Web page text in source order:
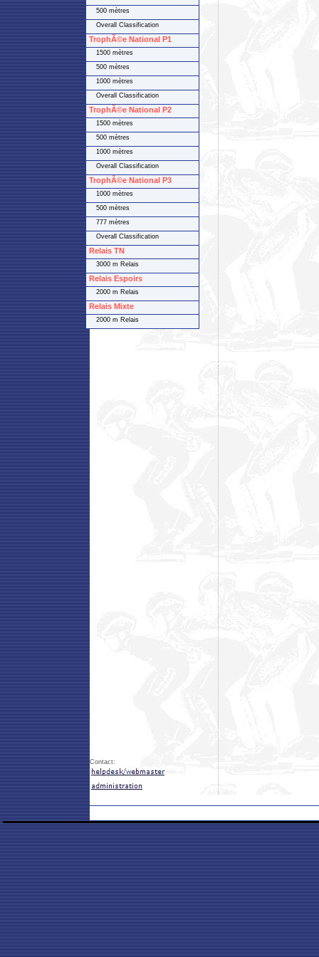
Contact:
500 mètres
Overall Classification
TrophÃ©e National P1
1500 mètres
500 mètres
1000 mètres
Overall Classification
TrophÃ©e National P2
1500 mètres
500 mètres
1000 mètres
Overall Classification
TrophÃ©e National P3
1000 mètres
500 mètres
777 mètres
Overall Classification
Relais TN
3000 m Relais
Relais Espoirs
2000 m Relais
Relais Mixte
2000 m Relais